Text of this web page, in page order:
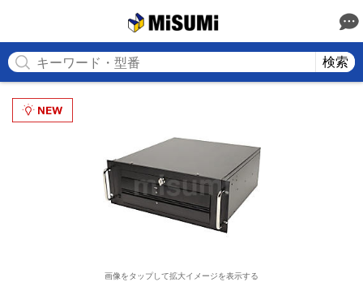
検索
画像をタップして拡大イメージを表示する